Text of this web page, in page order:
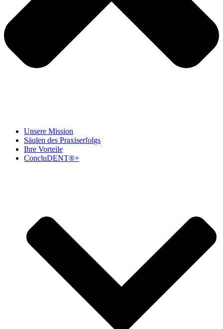
Unsere Mission
Säulen des Praxiserfolgs
Ihre Vorteile
ConcluDENT®+